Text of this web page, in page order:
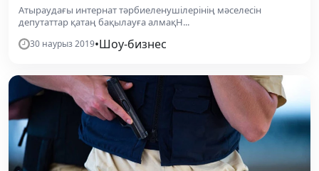
Атыраудағы интернат тәрбиеленушілерінің мәселесін
депутаттар қатаң бақылауға алмақН...
30 наурыз 2019•Шоу-бизнес